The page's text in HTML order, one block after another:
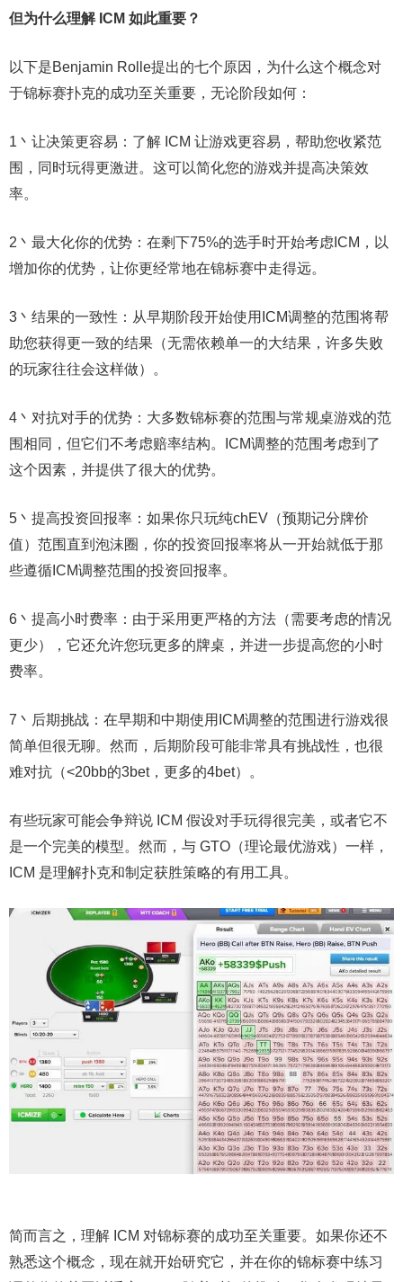
但为什么理解 ICM 如此重要？
以下是Benjamin Rolle提出的七个原因，为什么这个概念对
于锦标赛扑克的成功至关重要，无论阶段如何：
1丶让决策更容易：了解 ICM 让游戏更容易，帮助您收紧范
围，同时玩得更激进。这可以简化您的游戏并提高决策效
率。
2丶最大化你的优势：在剩下75%的选手时开始考虑ICM，以
增加你的优势，让你更经常地在锦标赛中走得远。
3丶结果的一致性：从早期阶段开始使用ICM调整的范围将帮
助您获得更一致的结果（无需依赖单一的大结果，许多失败
的玩家往往会这样做）。
4丶对抗对手的优势：大多数锦标赛的范围与常规桌游戏的范
围相同，但它们不考虑赔率结构。ICM调整的范围考虑到了
这个因素，并提供了很大的优势。
5丶提高投资回报率：如果你只玩纯chEV（预期记分牌价
值）范围直到泡沫圈，你的投资回报率将从一开始就低于那
些遵循ICM调整范围的投资回报率。
6丶提高小时费率：由于采用更严格的方法（需要考虑的情况
更少），它还允许您玩更多的牌桌，并进一步提高您的小时
费率。
7丶后期挑战：在早期和中期使用ICM调整的范围进行游戏很
简单但很无聊。然而，后期阶段可能非常具有挑战性，也很
难对抗（<20bb的3bet，更多的4bet）。
有些玩家可能会争辩说 ICM 假设对手玩得很完美，或者它不
是一个完美的模型。然而，与 GTO（理论最优游戏）一样，
ICM 是理解扑克和制定获胜策略的有用工具。
简而言之，理解 ICM 对锦标赛的成功至关重要。如果你还不
熟悉这个概念，现在就开始研究它，并在你的锦标赛中练习